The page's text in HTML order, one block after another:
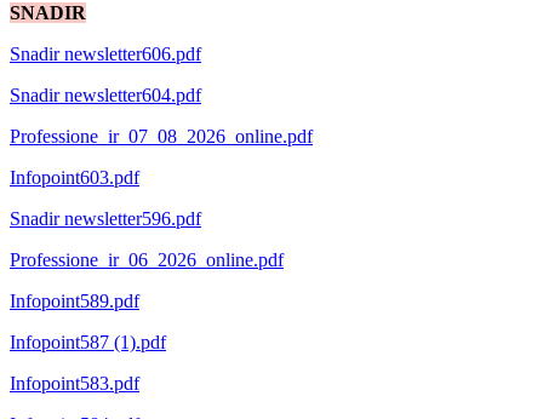
SNADIR
Snadir newsletter606.pdf
Snadir newsletter604.pdf
Professione_ir_07_08_2026_online.pdf
Infopoint603.pdf
Snadir newsletter596.pdf
Professione_ir_06_2026_online.pdf
Infopoint589.pdf
Infopoint587 (1).pdf
Infopoint583.pdf